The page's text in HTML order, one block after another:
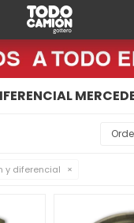
y diferencial